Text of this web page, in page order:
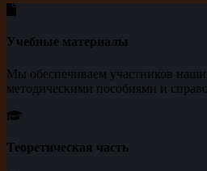
Учебные материалы
Мы обеспечиваем участников
методическими пособиями и
Теоретическая часть